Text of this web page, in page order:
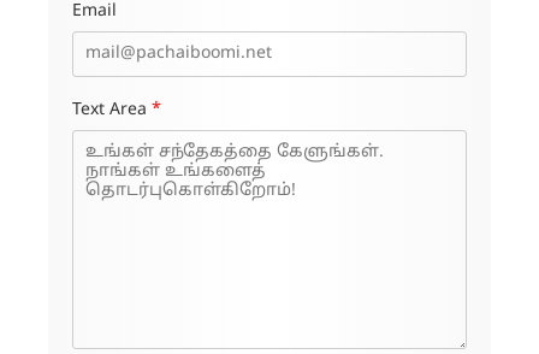
Email
Text Area *